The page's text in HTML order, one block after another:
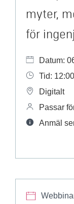
myter,
för
Datum:
Tid:
Digitalt
Passar
Anmäl